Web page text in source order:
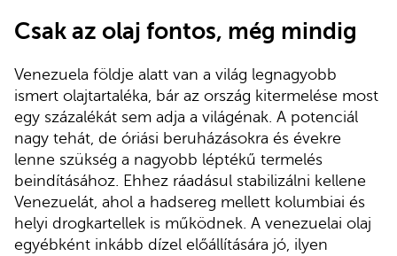
Csak az olaj fontos, még mindig
Venezuela földje alatt van a világ legnagyobb
ismert olajtartaléka, bár az ország kitermelése most
egy százalékát sem adja a világénak. A potenciál
nagy tehát, de óriási beruházásokra és évekre
lenne szükség a nagyobb léptékű termelés
beindításához. Ehhez ráadásul stabilizálni kellene
Venezuelát, ahol a hadsereg mellett kolumbiai és
helyi drogkartellek is működnek. A venezuelai olaj
egyébként inkább dízel előállítására jó, ilyen